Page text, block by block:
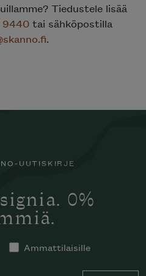
Tiedustele lisää
9440tai sähköpostilla
.
UUTISKIRJE
0%
Ammattilaisille